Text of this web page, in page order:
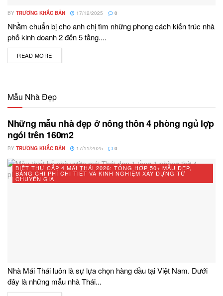
BY TRƯƠNG KHẮC BẢN 17/12/2025 0
Nhằm chuẩn bị cho anh chị tìm những phong cách kiến trúc nhà
phố kinh doanh 2 đến 5 tầng....
READ MORE
Mẫu Nhà Đẹp
Những mẫu nhà đẹp ở nông thôn 4 phòng ngủ lợp
ngói trên 160m2
BY TRƯƠNG KHẮC BẢN 17/11/2025 0
BIỆT THỰ CẤP 4 MÁI THÁI 2026: TỔNG HỢP 50+ MẪU ĐẸP,
BẢNG CHI PHÍ CHI TIẾT VÀ KINH NGHIỆM XÂY DỰNG TỪ
CHUYÊN GIA
Nhà Mái Thái luôn là sự lựa chọn hàng đầu tại Việt Nam. Dưới
đây là những mẫu nhà Thái...